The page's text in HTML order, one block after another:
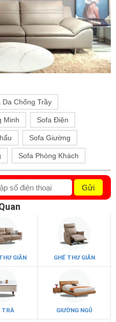
Da Chống Trầy
Minh Sofa Điện
Sofa Giường
Sofa Phòng Khách
Gửi
GIÃN GHẾ THƯ GIÃN
TRÀ GIƯỜNG NGỦ